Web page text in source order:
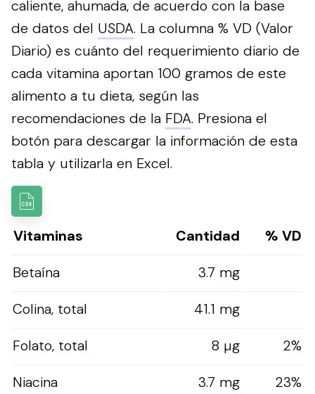
caliente, ahumada, de acuerdo con la base
de datos del USDA. La columna % VD (Valor
Diario) es cuánto del requerimiento diario de
cada vitamina aportan 100 gramos de este
alimento a tu dieta, según las
recomendaciones de la FDA. Presiona el
botón para descargar la información de esta
tabla y utilizarla en Excel.
Vitaminas Cantidad
% VD
Betaína
3.7 mg
Colina, total
41.1 mg
Folato, total
8 µg
2%
Niacina
3.7 mg
23%